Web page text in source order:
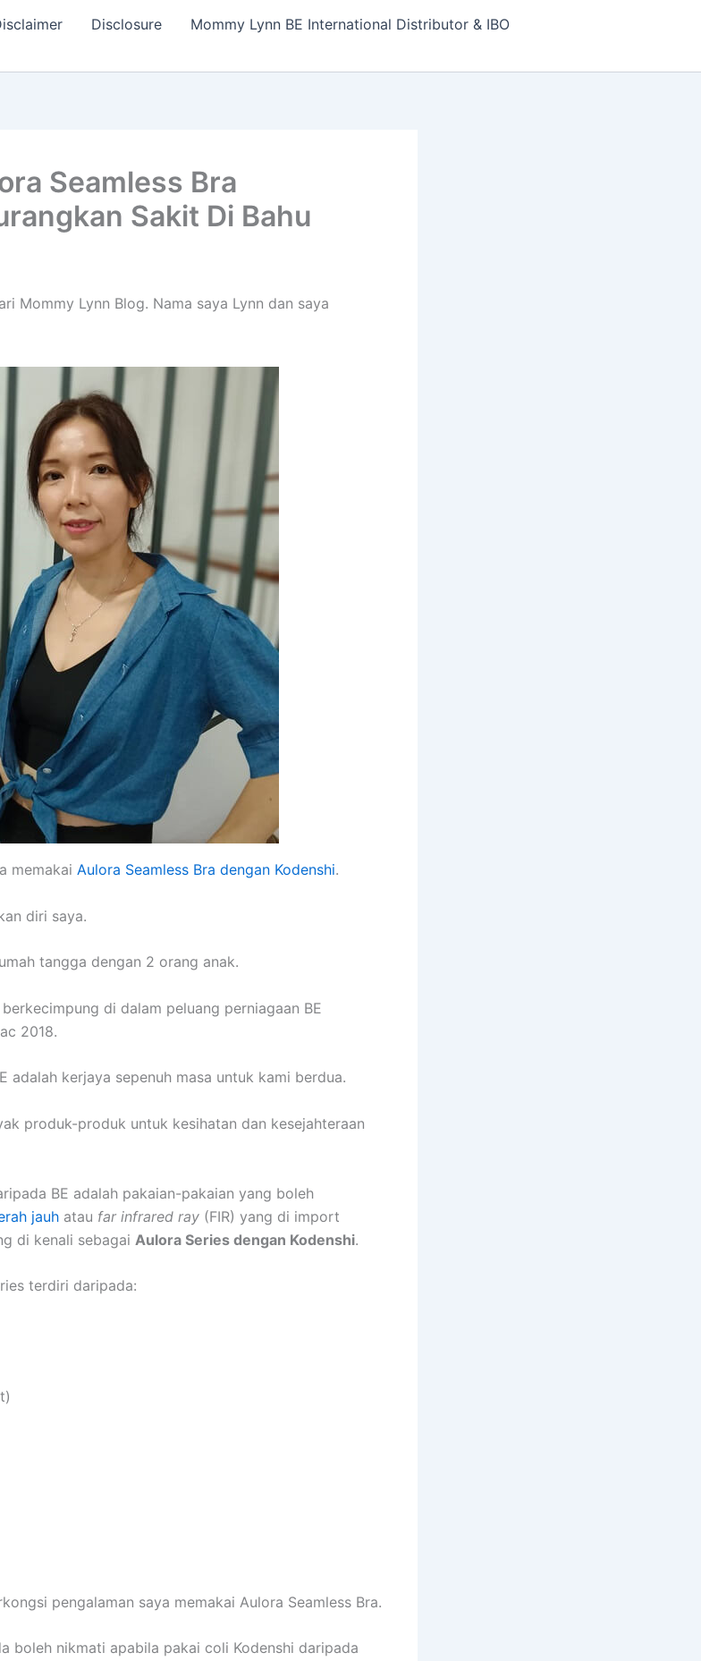
Disclosure
Mommy Lynn BE International Distributor & IBO
Seamless Bra
Sakit Di Bahu
Mommy Lynn Blog. Nama saya Lynn dan saya
memakai Aulora Seamless Bra dengan Kodenshi.
diri saya.
tangga dengan 2 orang anak.
di dalam peluang perniagaan BE
2018.
adalah kerjaya sepenuh masa untuk kami berdua.
produk-produk untuk kesihatan dan kesejahteraan
BE adalah pakaian-pakaian yang boleh
jauh atau far infrared ray (FIR) yang di import
di kenali sebagai Aulora Series dengan Kodenshi.
terdiri daripada:
pengalaman saya memakai Aulora Seamless Bra.
boleh nikmati apabila pakai coli Kodenshi daripada